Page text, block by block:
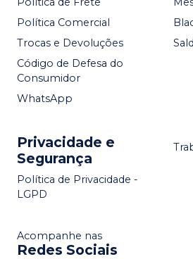
Política Comercial
Trocas e Devoluções
Código de Defesa do
Consumidor
WhatsApp
Privacidade e
Segurança
Política de Privacidade -
LGPD
Acompanhe nas
Redes Sociais